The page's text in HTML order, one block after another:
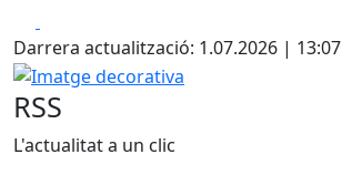
Darrera actualització: 1.07.2026 | 13:07
Imatge decorativa
RSS
L'actualitat a un clic